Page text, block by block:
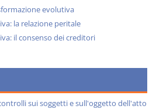
evolutiva
la relazione peritale
il consenso dei creditori
sui soggetti e sull'oggetto dell'atto